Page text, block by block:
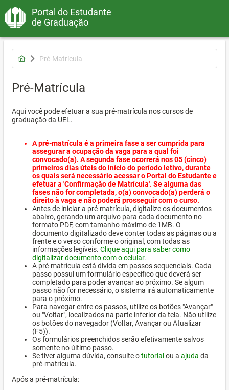
Portal do Estudante
de Graduação
Pré-Matrícula
Pré-Matrícula
Aqui você pode efetuar a sua pré-matrícula nos cursos de
graduação da UEL.
A pré-matrícula é a primeira fase a ser cumprida para
assegurar a ocupação da vaga para a qual foi
convocado(a). A segunda fase ocorrerá nos 05 (cinco)
primeiros dias úteis do início do período letivo, durante
os quais será necessário acessar o Portal do Estudante e
efetuar a 'Confirmação de Matrícula'. Se alguma das
fases não for completada, o(a) convocado(a) perderá o
direito à vaga e não poderá prosseguir com o curso.
Antes de iniciar a pré-matrícula, digitalize os documentos
abaixo, gerando um arquivo para cada documento no
formato PDF, com tamanho máximo de 1MB. O
documento digitalizado deve conter todas as páginas ou a
frente e o verso conforme o original, com todas as
informações legíveis. Clique aqui para saber como
digitalizar documento com o celular.
A pré-matrícula está divida em passos sequenciais. Cada
passo possui um formulário específico que deverá ser
completado para poder avançar ao próximo. Se algum
passo não for necessário, o sistema irá automaticamente
para o próximo.
Para navegar entre os passos, utilize os botões "Avançar"
ou "Voltar", localizados na parte inferior da tela. Não utilize
os botões do navegador (Voltar, Avançar ou Atualizar
(F5)).
Os formulários preenchidos serão efetivamente salvos
somente no último passo.
Se tiver alguma dúvida, consulte otutorial ou a ajuda da
pré-matrícula.
Após a pré-matrícula: